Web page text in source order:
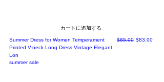
カートに追加する
Summer Dress for Women Temperament
Printed V-neck Long Dress Vintage Elegant
Lon
通常価格
$85.00 セール価格
$83.00
summer sale